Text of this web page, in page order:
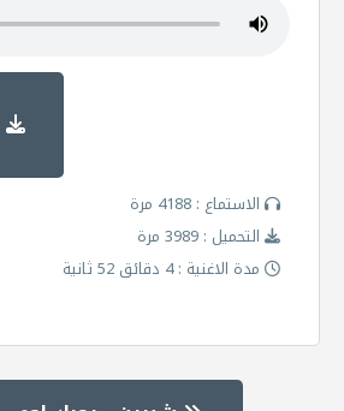
الاستماع : 4188 مرة
التحميل : 3989 مرة
مدة الاغنية : 4 دقائق 52 ثانية